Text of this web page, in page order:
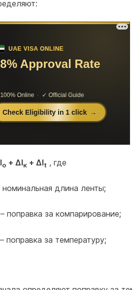
о + Δlк+ Δlt , где
номинальная длина ленты;
– поправка за компарирование;
поправка за температуру;